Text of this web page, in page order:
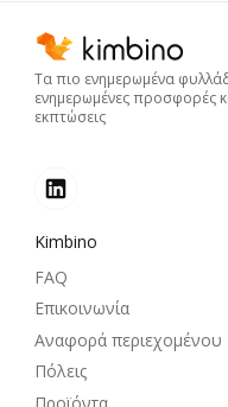
Τα πιο ενημερωμένα
ενημερωμένες προσφορές
εκπτώσεις
Kimbino
FAQ
Επικοινωνία
Αναφορά περιεχομένου
Πόλεις